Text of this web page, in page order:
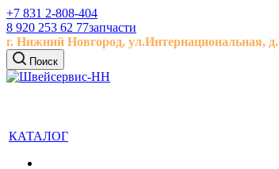
+7 831 2-808-404
8 920 253 62 77запчасти
г. Нижний Новгород, ул.Интернациональная, д.
Поиск
КАТАЛОГ